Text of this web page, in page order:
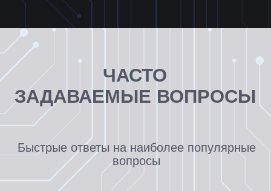
Мы предлагаем индивидуальные
консультации для пользователей,
которым необходима более глубокая
помощь в работе с платформой или
консультация по инвестиционным
вопросам. Наши эксперты помогут вам
разобраться со всеми аспектами
работы BF Guru и ответят на любые
вопросы.
Консультации проводятся в формате
Вы можете выбрать удобное для вас время